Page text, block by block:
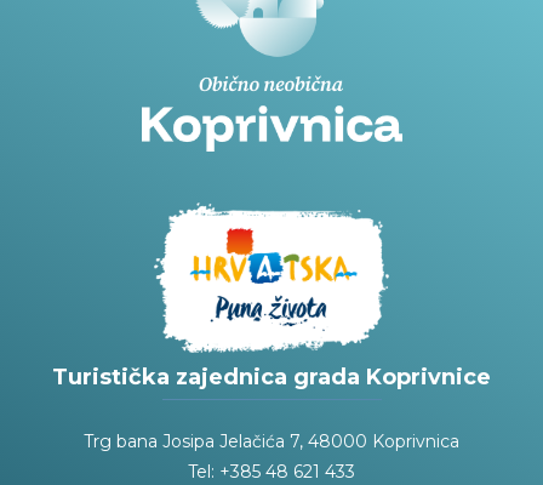
Turistička zajednica grada Koprivnice
Trg bana Josipa Jelačića 7, 48000 Koprivnica
Tel: +385 48 621 433